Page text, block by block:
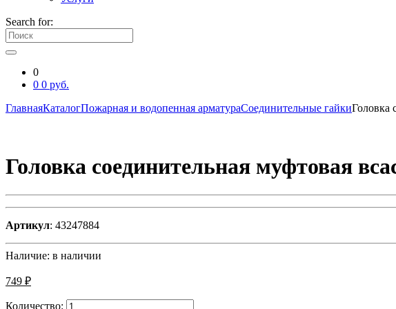
Search for:
0
0 0 руб.
ГлавнаяКаталогПожарная и водопенная арматураСоединительные гайкиГоловка
Головка соединительная муфтовая
Артикул: 43247884
Наличие: в наличии
749 ₽
Количество: